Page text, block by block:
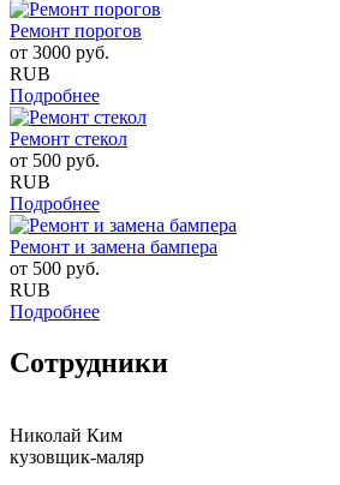
Ремонт порогов
от 3000 руб.
RUB
Подробнее
Ремонт стекол
от 500 руб.
RUB
Подробнее
Ремонт и замена бампера
от 500 руб.
RUB
Подробнее
Сотрудники
Николай Ким
кузовщик-маляр